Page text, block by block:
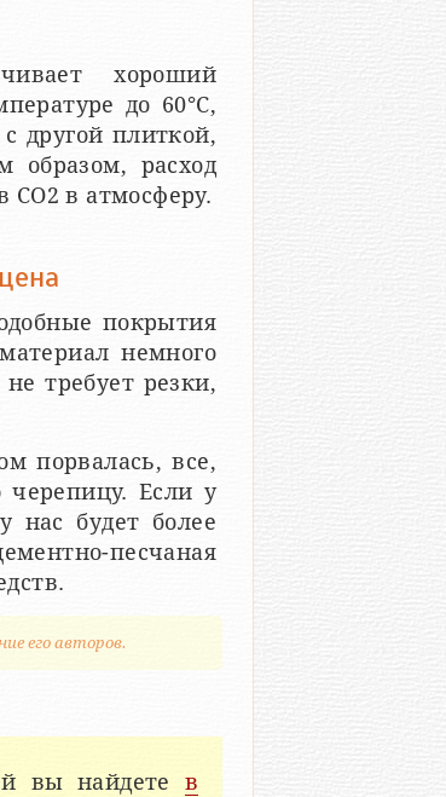
хороший
до 60°C,
другой плиткой,
образом, расход
в атмосферу.
покрытия
немного
требует резки,
порвалась, все,
Если у
нас будет более
песчаная
его авторов.
вы найдете в